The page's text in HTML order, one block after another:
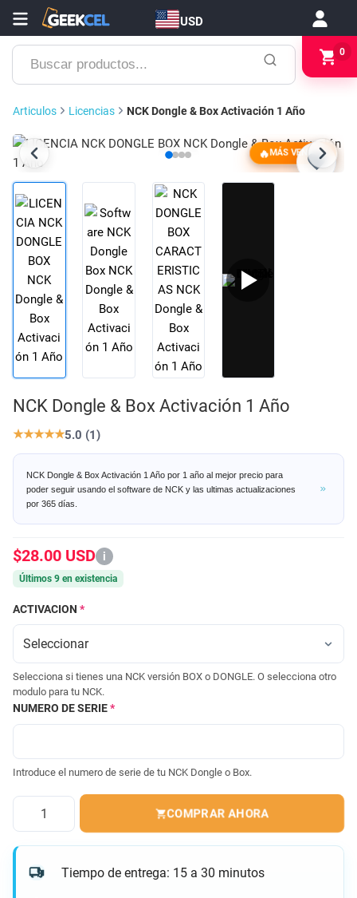
USD
Buscar
productos...
0
Articulos Licencias NCK Dongle & Box Activación 1 Año
MÁS VENDIDO
NCK Dongle & Box Activación 1 Año
★★★★★5.0 (1)
NCK Dongle & Box Activación 1 Año por 1 año al mejor precio para
poder seguir usando el software de NCK y las ultimas actualizaciones
por 365 días.
$28.00 USD i
Últimos 9 en existencia
ACTIVACION *
Selecciona si tienes una NCK versión BOX o DONGLE. O selecciona otro
modulo para tu NCK.
NUMERO DE SERIE*
Introduce el numero de serie de tu NCK Dongle o Box.
Cantidad
COMPRAR AHORA
Tiempo de entrega: 15 a 30 minutos